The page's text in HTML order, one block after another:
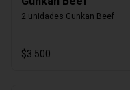
2 unidades Gunkan Beef
$3.500